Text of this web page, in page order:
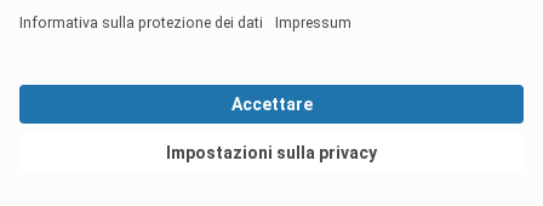
Vedi offerte